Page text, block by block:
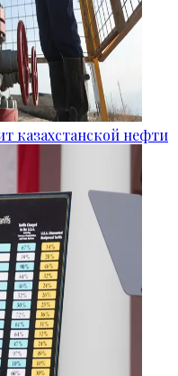
казахстанской нефти